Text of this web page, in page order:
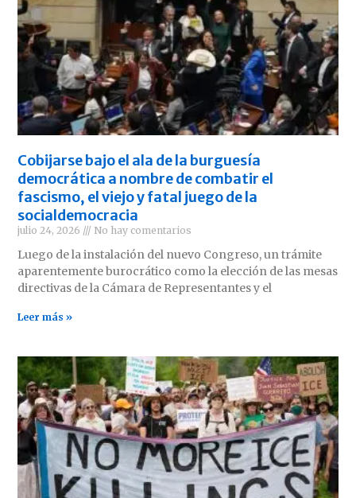
Cobijarse bajo el ala de la burguesía
democrática a nombre de combatir el
fascismo, el viejo y fatal juego de la
socialdemocracia
julio 24, 2026 No hay comentarios
Luego de la instalación del nuevo Congreso, un trámite
aparentemente burocrático como la elección de las mesas
directivas de la Cámara de Representantes y el
Leer más »